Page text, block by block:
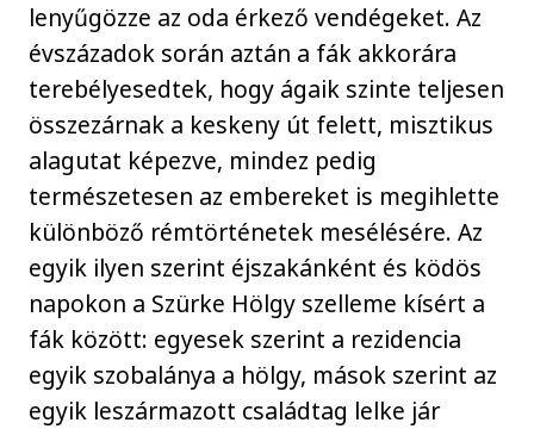
lenyűgözze az oda érkező vendégeket. Az
évszázadok során aztán a fák akkorára
terebélyesedtek, hogy ágaik szinte teljesen
összezárnak a keskeny út felett, misztikus
alagutat képezve, mindez pedig
természetesen az embereket is megihlette
különböző rémtörténetek mesélésére. Az
egyik ilyen szerint éjszakánként és ködös
napokon a Szürke Hölgy szelleme kísért a
fák között: egyesek szerint a rezidencia
egyik szobalánya a hölgy, mások szerint az
egyik leszármazott családtag lelke jár